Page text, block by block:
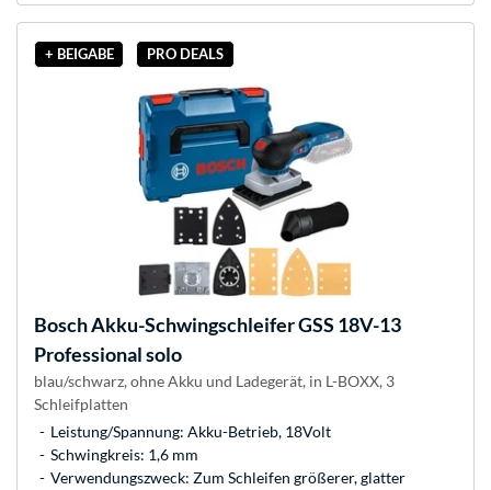
+ BEIGABE PRO DEALS
BoschAkku-Schwingschleifer GSS 18V-13
Professional solo
blau/schwarz, ohne Akku und Ladegerät, in L-BOXX, 3
Schleifplatten
Leistung/Spannung: Akku-Betrieb, 18Volt
Schwingkreis: 1,6 mm
Verwendungszweck: Zum Schleifen größerer, glatter